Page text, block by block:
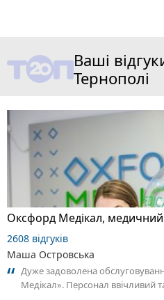
Ваші
Тернополі
Оксфорд Медікал,
2608 відгуків
Маша Островська
Дуже задоволена
Медікал». Персонал ввічливий